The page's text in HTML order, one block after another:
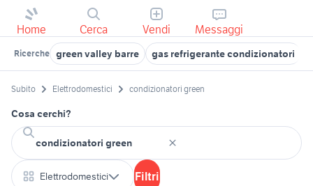
Home Cerca Vendi Messaggi
Ricerche green valley barre gas refrigerante condizionatori
Subito Elettrodomestici condizionatori green
Cosa cerchi?
Elettrodomestici Filtri